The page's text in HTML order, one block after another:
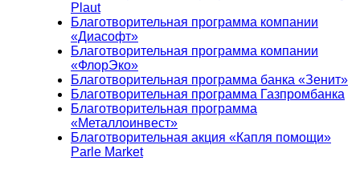
Plaut
Благотворительная программа компании
«Диасофт»
Благотворительная программа компании
«ФлорЭко»
Благотворительная программа банка «Зенит»
Благотворительная программа Газпромбанка
Благотворительная программа
«Металлоинвест»
Благотворительная акция «Капля помощи»
Parle Market